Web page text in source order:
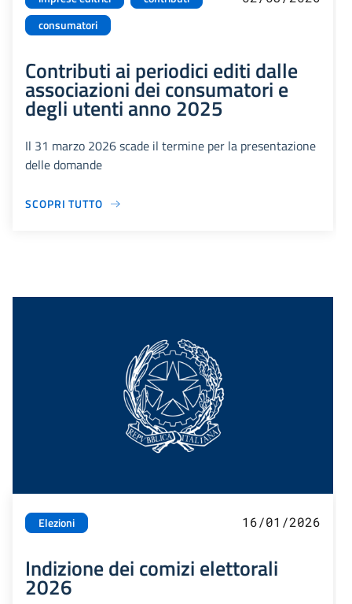
consumatori
Contributi ai periodici editi dalle
associazioni dei consumatori e
degli utenti anno 2025
Il 31 marzo 2026 scade il termine per la presentazione
delle domande
SCOPRI TUTTO
Elezioni 16/01/2026
Indizione dei comizi elettorali
2026